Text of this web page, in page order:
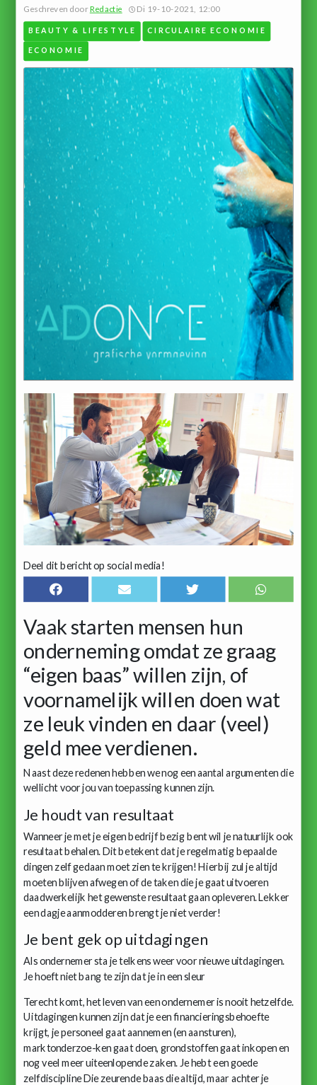
Geschreven doorRedactie Di 19-10-2021, 12:00
BEAUTY & LIFESTYLE CIRCULAIRE ECONOMIE
ECONOMIE
Deel dit bericht op social media!
Vaak starten mensen hun
onderneming omdat ze graag
“eigen baas” willen zijn, of
voornamelijk willen doen wat
ze leuk vinden en daar (veel)
geld mee verdienen.
Naast deze redenen hebben we nog een aantal argumenten die
wellicht voor jou van toepassing kunnen zijn.
Je houdt van resultaat
Wanneer je met je eigen bedrijf bezig bent wil je natuurlijk ook
resultaat behalen. Dit betekent dat je regelmatig bepaalde
dingen zelf gedaan moet zien te krijgen! Hierbij zul je altijd
moeten blijven afwegen of de taken die je gaat uitvoeren
daadwerkelijk het gewenste resultaat gaan opleveren. Lekker
een dagje aanmodderen brengt je niet verder!
Je bent gek op uitdagingen
Als ondernemer sta je telkens weer voor nieuwe uitdagingen.
Je hoeft niet bang te zijn dat je in een sleur
Terecht komt, het leven van een ondernemer is nooit hetzelfde.
Uitdagingen kunnen zijn dat je een financieringsbehoefte
krijgt, je personeel gaat aannemen (en aansturen),
marktonderzoe-ken gaat doen, grondstoffen gaat inkopen en
nog veel meer uiteenlopende zaken. Je hebt een goede
zelfdiscipline Die zeurende baas die altijd, maar achter je